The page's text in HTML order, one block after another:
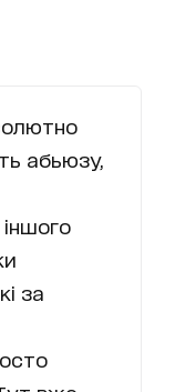
абьюзу,
за